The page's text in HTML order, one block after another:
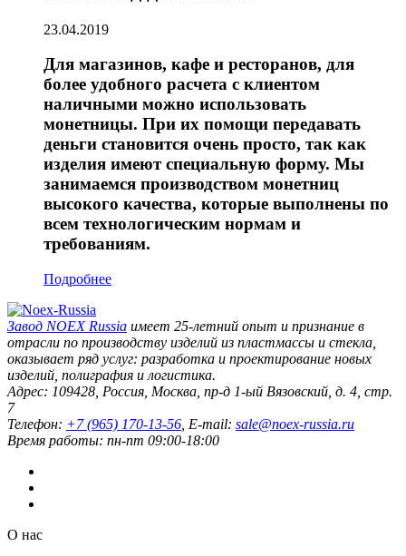
23.04.2019
Для магазинов, кафе и ресторанов, для
более удобного расчета с клиентом
наличными можно использовать
монетницы. При их помощи передавать
деньги становится очень просто, так как
изделия имеют специальную форму. Мы
занимаемся производством монетниц
высокого качества, которые выполнены по
всем технологическим нормам и
требованиям.
Подробнее
Завод NOEX Russia имеет 25-летний опыт и признание в
отрасли по производству изделий из пластмассы и стекла,
оказывает ряд услуг: разработка и проектирование новых
изделий, полиграфия и логистика.
Адрес: 109428 Россия Москва пр-д 1-ый Вязовский, д. 4, стр.
7
Телефон: +7 (965) 170-13-56 , E-mail: sale@noex-russia.ru
Время работы: пн-пт 09:00-18:00
О нас